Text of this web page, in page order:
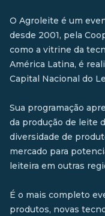
O Agroleite é um
desde 2001, pela
como a vitrine da
América Latina, é
Capital Nacional do
Sua programação
da produção de leite
diversidade de
mercado para
leiteira em outras
É o mais completo
produtos, novas